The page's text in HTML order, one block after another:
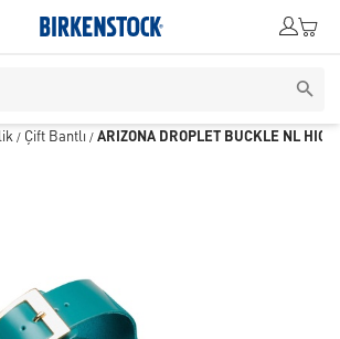
/ Çift Bantlı / ARIZONA DROPLET BUCKLE NL